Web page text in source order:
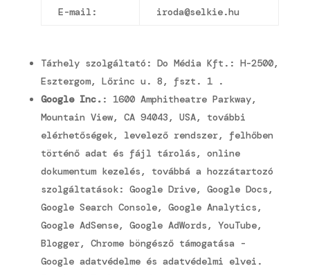
E-mail: iroda@selkie.hu
Tárhely szolgáltató: Do Média Kft.: H-2500,
Esztergom, Lőrinc u. 8, fszt. 1 .
Google Inc. : 1600 Amphitheatre Parkway,
Mountain View, CA 94043, USA, további
elérhetőségek, levelező rendszer, felhőben
történő adat és fájl tárolás, online
dokumentum kezelés, továbbá a hozzátartozó
szolgáltatások: Google Drive, Google Docs,
Google Search Console, Google Analytics,
Google AdSense, Google AdWords, YouTube,
Blogger, Chrome böngésző támogatása -
Google adatvédelmeés adatvédelmi elvei .